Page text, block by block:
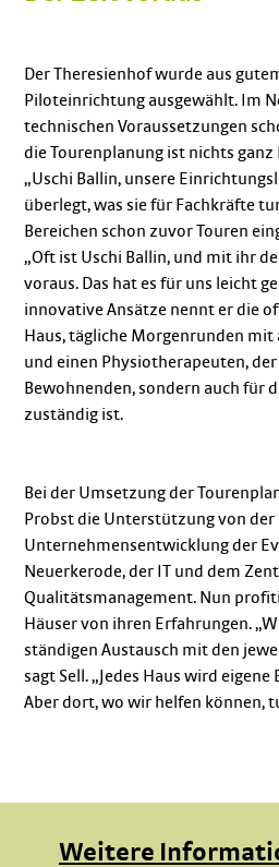
Der Theresienhof wurde aus
Piloteinrichtung ausgewählt. Im
technischen Voraussetzungen
die Tourenplanung ist nichts ganz
„Uschi Ballin, unsere
überlegt, was sie für Fachkräfte
Bereichen schon zuvor Touren
„Oft ist Uschi Ballin, und mit ihr
voraus. Das hat es für uns leicht
innovative Ansätze nennt er die
Haus, tägliche Morgenrunden
und einen Physiotherapeuten,
Bewohnenden, sondern auch für
zuständig ist.
Bei der Umsetzung der
Probst die Unterstützung von der
Unternehmensentwicklung der
Neuerkerode, der IT und dem
Qualitätsmanagement. Nun
Häuser von ihren Erfahrungen.
ständigen Austausch mit den
sagt Sell. „Jedes Haus wird
Aber dort, wo wir helfen können,
Weitere